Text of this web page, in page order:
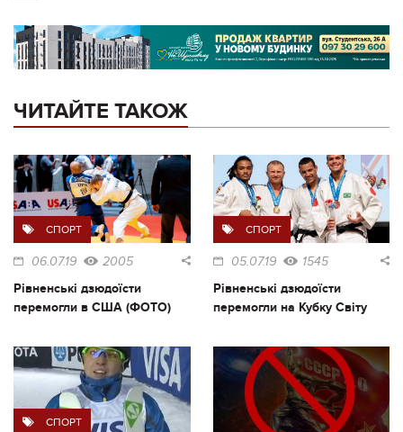
ЧИТАЙТЕ ТАКОЖ
СПОРТ
06.07.19 2005
Рівненські дзюдоїсти
перемогли в США (ФОТО)
СПОРТ
05.07.19 1545
Рівненські дзюдоїсти
перемогли на Кубку Світу
СПОРТ